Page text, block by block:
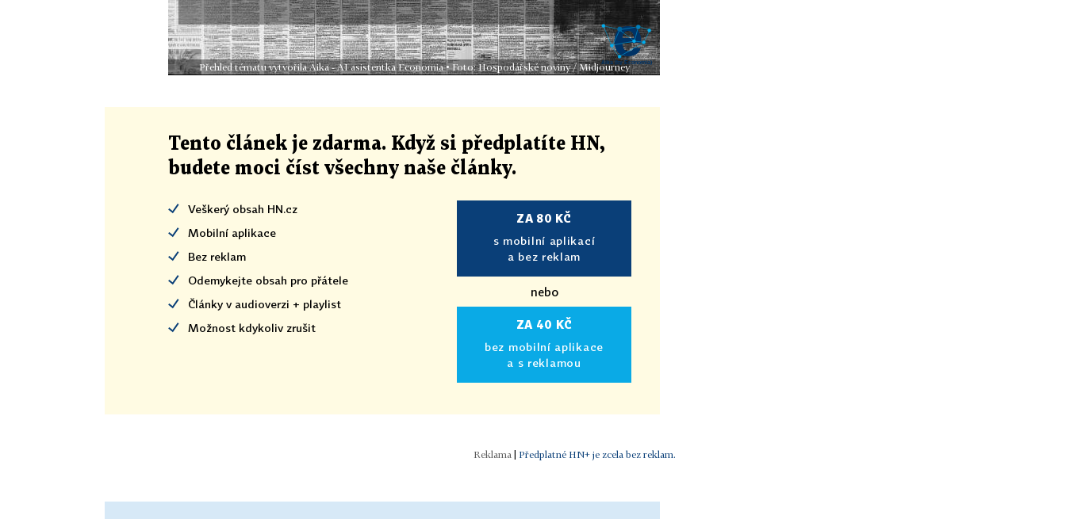
Přehled tématu vytvořila Aika - AI asistentka Economia • Foto: Hospodářské noviny / Midjourney
Tento článek je zdarma. Když si předplatíte HN,
budete moci číst všechny naše články.
Veškerý obsah HN.cz
Mobilní aplikace
Bez reklam
Odemykejte obsah pro přátele
Články v audioverzi + playlist
Možnost kdykoliv zrušit
ZA 80 KČ
s mobilní aplikací
a bez reklam
nebo
ZA 40 KČ
bez mobilní aplikace
a s reklamou
Předplatné HN+ je zcela bez reklam.